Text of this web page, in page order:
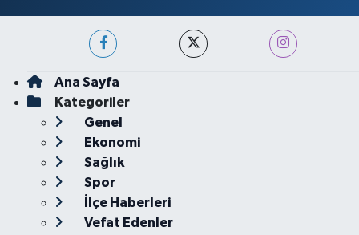
Ana Sayfa
Kategoriler
Genel
Ekonomi
Sağlık
Spor
İlçe Haberleri
Vefat Edenler